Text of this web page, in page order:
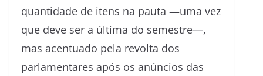
quantidade de itens na pauta —uma vez
que deve ser a última do semestre—,
mas acentuado pela revolta dos
parlamentares após os anúncios das